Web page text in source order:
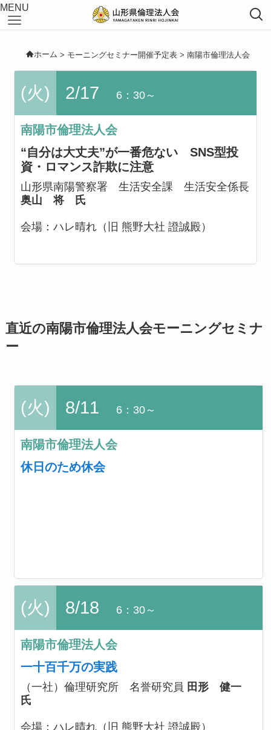
MENU
ホーム > モーニングセミナー開催予定表> 南陽市倫理法人会
(火) 2/17 6：30～
南陽市倫理法人会
“自分は大丈夫”が一番危ない SNS型投
資・ロマンス詐欺に注意
山形県南陽警察署 生活安全課 生活安全係長
奥山 将 氏
会場： ハレ晴れ（旧 熊野大社 證誠殿）
直近の南陽市倫理法人会モーニングセミナ
ー
(火) 8/11 6：30～
南陽市倫理法人会
休日のため休会
(火) 8/18 6：30～
南陽市倫理法人会
一十百千万の実践
（一社）倫理研究所 名誉研究員 田形 健一
氏
会場： ハレ晴れ（旧 熊野大社 證誠殿）